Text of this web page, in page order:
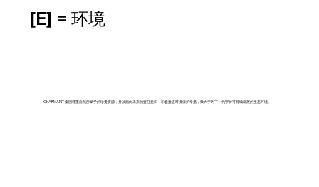
[E] = 环境
CHARMANT 集团尊重自然所赋予的珍贵资源，并以面向未来的责任意识，积极推进环境保护举措，致力于为下一代守护可持续发展的生态环境。